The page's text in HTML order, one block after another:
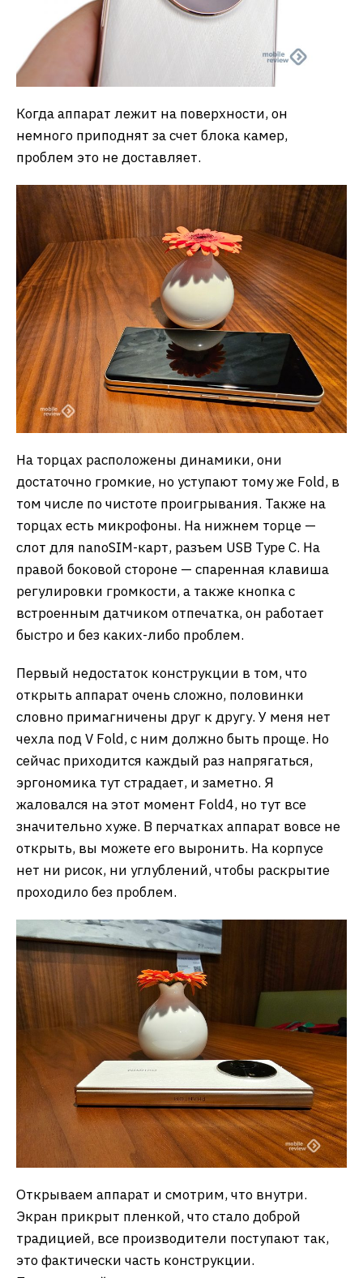
Когда аппарат лежит на поверхности, он
немного приподнят за счет блока камер,
проблем это не доставляет.
На торцах расположены динамики, они
достаточно громкие, но уступают тому же Fold, в
том числе по чистоте проигрывания. Также на
торцах есть микрофоны. На нижнем торце —
слот для nanoSIM-карт, разъем USB Type C. На
правой боковой стороне — спаренная клавиша
регулировки громкости, а также кнопка с
встроенным датчиком отпечатка, он работает
быстро и без каких-либо проблем.
Первый недостаток конструкции в том, что
открыть аппарат очень сложно, половинки
словно примагничены друг к другу. У меня нет
чехла под V Fold, с ним должно быть проще. Но
сейчас приходится каждый раз напрягаться,
эргономика тут страдает, и заметно. Я
жаловался на этот момент Fold4, но тут все
значительно хуже. В перчатках аппарат вовсе не
открыть, вы можете его выронить. На корпусе
нет ни рисок, ни углублений, чтобы раскрытие
проходило без проблем.
Открываем аппарат и смотрим, что внутри.
Экран прикрыт пленкой, что стало доброй
традицией, все производители поступают так,
это фактически часть конструкции.